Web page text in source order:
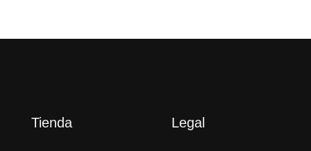
Tienda Legal